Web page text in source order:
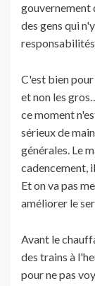
gouvernement
des gens qui
C'est bien
et non les
ce moment
sérieux de
générales. Le
cadencement,
Et on va pas
améliorer le
Avant le
des trains à
pour ne pas